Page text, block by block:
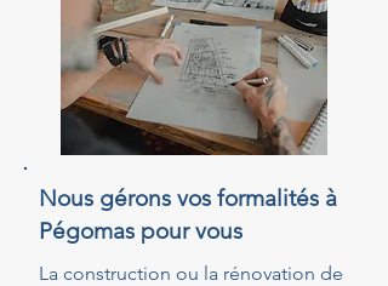
Nous gérons vos formalités à
Pégomas pour vous
La construction ou la rénovation de